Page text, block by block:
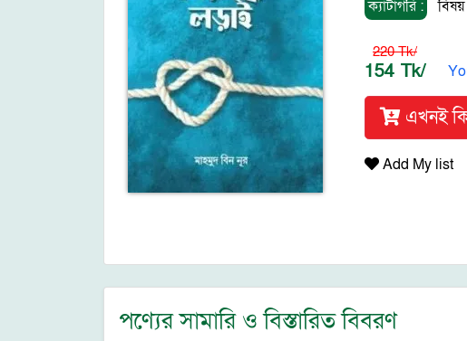
ক্যাটাগরি :
বিষয়
220 Tk/
154 Tk/
এখনই
Add My list
পণ্যের সামারি ও বিস্তারিত বিবরণ